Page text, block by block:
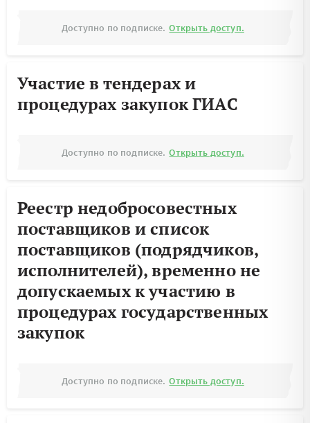
Доступно по подписке. Открыть доступ.
Участие в тендерах и
процедурах закупок ГИАС
Доступно по подписке. Открыть доступ.
Реестр недобросовестных
поставщиков и список
поставщиков (подрядчиков,
исполнителей), временно не
допускаемых к участию в
процедурах государственных
закупок
Доступно по подписке. Открыть доступ.